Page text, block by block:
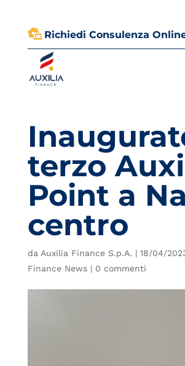
 Richiedi Consulenza
terzo
Point a
centro
da Auxilia Finance S.p.A. | 18/04/
Finance News| 0 commenti